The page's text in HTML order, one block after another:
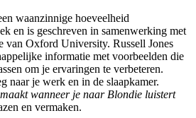
waanzinnige hoeveelheid
en is geschreven in samenwerking met
van Oxford University. Russell Jones
informatie met voorbeelden die
om je ervaringen te verbeteren.
naar je werk en in de slaapkamer.
wanneer je naar Blondie luistert
en vermaken.